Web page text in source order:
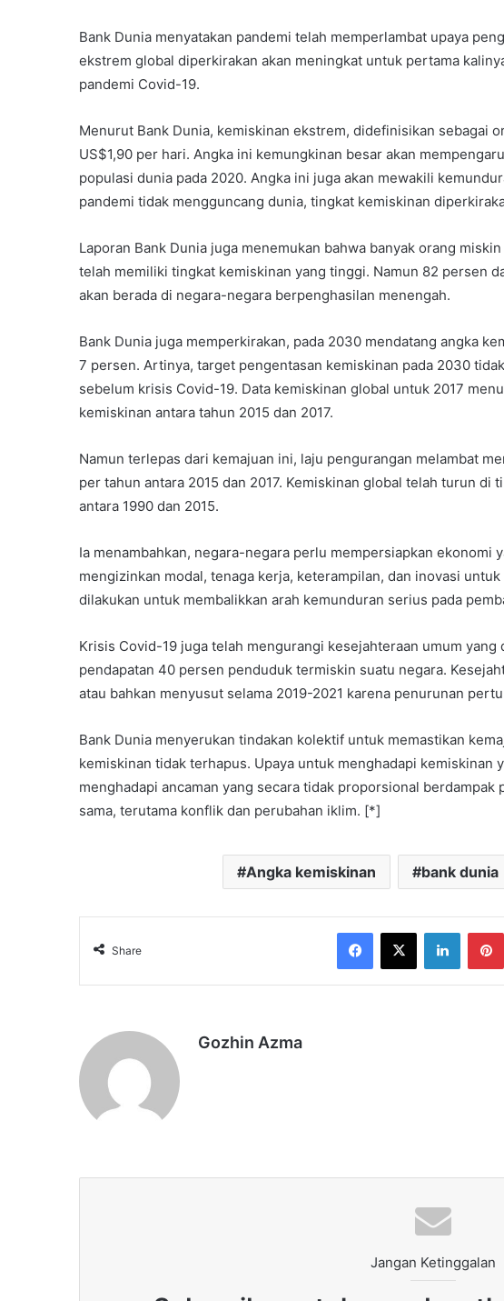
Bank Dunia menyatakan pandemi telah memperlambat upaya
ekstrem global diperkirakan akan meningkat untuk pertama
pandemi Covid-19.
Menurut Bank Dunia, kemiskinan ekstrem, didefinisikan sebagai
US$1,90 per hari. Angka ini kemungkinan besar akan
populasi dunia pada 2020. Angka ini juga akan mewakili
pandemi tidak mengguncang dunia, tingkat kemiskinan
Laporan Bank Dunia juga menemukan bahwa banyak orang
telah memiliki tingkat kemiskinan yang tinggi. Namun 82 persen
akan berada di negara-negara berpenghasilan menengah.
Bank Dunia juga memperkirakan, pada 2030 mendatang angka
7 persen. Artinya, target pengentasan kemiskinan pada 2030
sebelum krisis Covid-19. Data kemiskinan global untuk 2017
kemiskinan antara tahun 2015 dan 2017.
Namun terlepas dari kemajuan ini, laju pengurangan melambat
per tahun antara 2015 dan 2017. Kemiskinan global telah turun di
antara 1990 dan 2015.
Ia menambahkan, negara-negara perlu mempersiapkan ekonomi
mengizinkan modal, tenaga kerja, keterampilan, dan inovasi
dilakukan untuk membalikkan arah kemunduran serius pada
Krisis Covid-19 juga telah mengurangi kesejahteraan umum
pendapatan 40 persen penduduk termiskin suatu negara.
atau bahkan menyusut selama 2019-2021 karena penurunan
Bank Dunia menyerukan tindakan kolektif untuk memastikan
kemiskinan tidak terhapus. Upaya untuk menghadapi kemiskinan
menghadapi ancaman yang secara tidak proporsional berdampak
sama, terutama konflik dan perubahan iklim. [*]
Angka kemiskinan bank dunia
Share
Facebook
X LinkedIn
Gozhin Azma
Jangan Ketinggalan